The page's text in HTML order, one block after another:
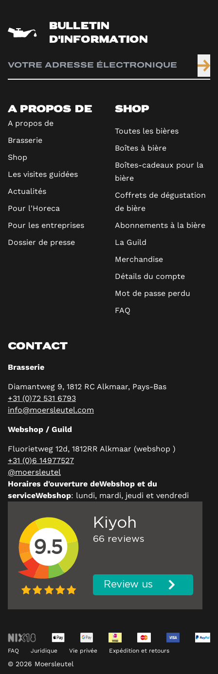
BULLETIN
D'INFORMATION
A PROPOS DE
A propos de
Brasserie
Shop
Les visites guidées
Actualités
Pour l'Horeca
Pour les entreprises
Dossier de presse
SHOP
Toutes les bières
Boîtes à bière
Boîtes-cadeaux pour la
bière
Coffrets de dégustation
de bière
Abonnements à la bière
La Guild
Merchandise
Détails du compte
Mot de passe perdu
FAQ
CONTACT
Brasserie
Diamantweg 9, 1812 RC Alkmaar, Pays-Bas
+31 (0)72 531 6793
info@moersleutel.com
Webshop / Guild
Fluorietweg 12d, 1812RR Alkmaar (webshop )
+31 (0)6 14977527
@moersleutel
Horaires d'ouverture deWebshop et du
serviceWebshop: lundi, mardi, jeudi et vendredi
© 2026 Moersleutel
FAQ Juridique Vie privée Expédition et retours